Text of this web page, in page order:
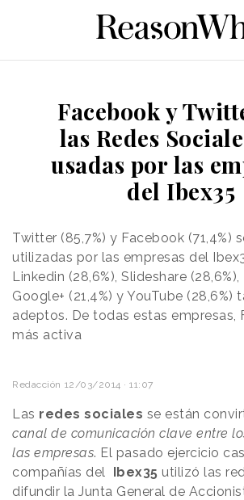
Facebook y
las Redes
usadas por las
del Ibex35
Twitter (85,7%) y Facebook (71,4%)
utilizadas por las empresas del
Linkedin (28,6%), Slideshare (28,6%),
Google+ (21,4%) y YouTube (28,6%)
adeptos. De todas estas empresas,
más activa
Redacción 12/03/2014 · 11:07
Las redes sociales se están
canal de comunicación clave entre
las empresas. El pasado ejercicio
compañías del Ibex35 utilizó las
difundir la Junta General de